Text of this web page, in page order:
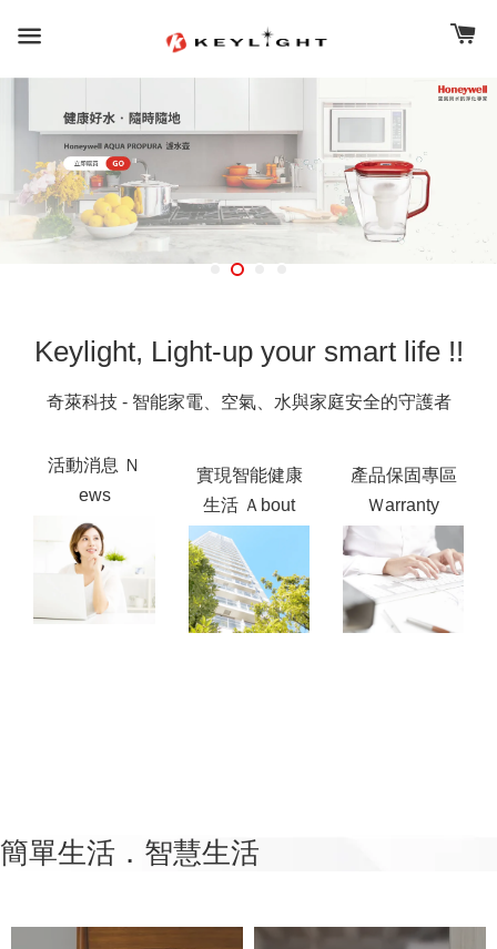
Keylight, Light-up your smart life !!
奇萊科技 - 智能家電、空氣、水與家庭安全的守護者
活動消息 Ｎ
ews
實現智能健康
生活 Ａbout
產品保固專區
Ｗarranty
簡單生活．智慧生活